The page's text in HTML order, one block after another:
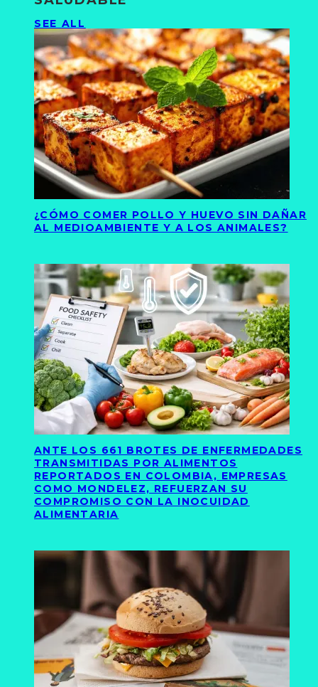
SEE ALL
¿CÓMO COMER POLLO Y HUEVO SIN DAÑAR
AL MEDIOAMBIENTE Y A LOS ANIMALES?
ANTE LOS 661 BROTES DE ENFERMEDADES
TRANSMITIDAS POR ALIMENTOS
REPORTADOS EN COLOMBIA, EMPRESAS
COMO MONDELEZ, REFUERZAN SU
COMPROMISO CON LA INOCUIDAD
ALIMENTARIA